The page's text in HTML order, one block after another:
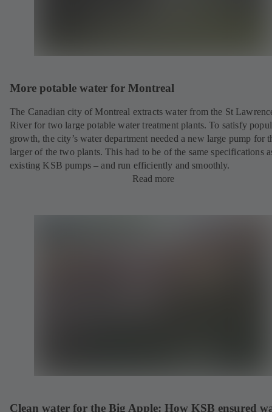
More potable water for Montreal
The Canadian city of Montreal extracts water from the St
River for two large potable water treatment plants. To satisfy
growth, the city’s water department needed a new large pump for
larger of the two plants. This had to be of the same specifications
existing KSB pumps – and run efficiently and smoothly.
Read more
Clean water for the Big Apple: How KSB ensured